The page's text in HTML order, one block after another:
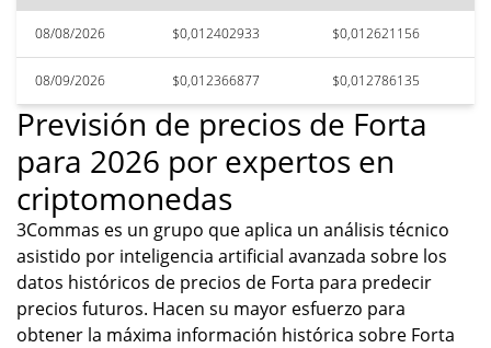
08/08/2026 $0,012402933 $0,012621156
08/09/2026 $0,012366877 $0,012786135
Previsión de precios de Forta
para 2026 por expertos en
criptomonedas
3Commas es un grupo que aplica un análisis técnico
asistido por inteligencia artificial avanzada sobre los
datos históricos de precios de Forta para predecir
precios futuros. Hacen su mayor esfuerzo para
obtener la máxima información histórica sobre Forta